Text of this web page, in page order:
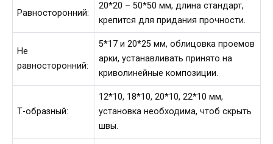
Равносторонний:
20*20 – 50*50 мм, длина стандарт,
крепится для придания прочности.
Не
равносторонний:
5*17 и 20*25 мм, облицовка проемов
арки, устанавливать принято на
криволинейные композиции.
Т-образный:
12*10, 18*10, 20*10, 22*10 мм,
установка необходима, чтоб скрыть
швы.